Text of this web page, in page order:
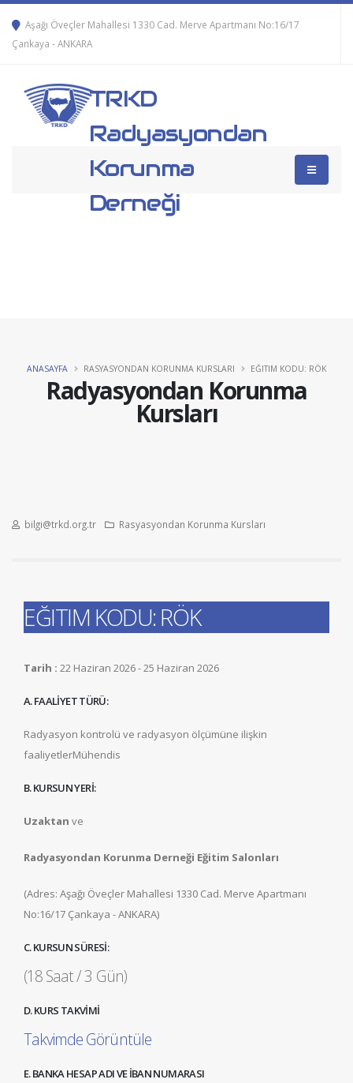
Aşağı Öveçler Mahallesi 1330 Cad. Merve Apartmanı No:16/17
Çankaya - ANKARA
TRKD
Radyasyondan
Korunma
Derneği
Radyasyondan Korunma
Kursları
ANASAYFA RASYASYONDAN KORUNMA KURSLARI EĞITIM KODU: RÖK
bilgi@trkd.org.tr Rasyasyondan Korunma Kursları
EĞITIM KODU: RÖK
Tarih : 22 Haziran 2026 - 25 Haziran 2026
A. FAALİYET TÜRÜ:
Radyasyon kontrolü ve radyasyon ölçümüne ilişkin
faaliyetlerMühendis
B. KURSUN YERİ:
Uzaktan ve
Radyasyondan Korunma Derneği Eğitim Salonları
(Adres: Aşağı Öveçler Mahallesi 1330 Cad. Merve Apartmanı
No:16/17 Çankaya - ANKARA)
C. KURSUN SÜRESİ:
(18 Saat / 3 Gün)
D. KURS TAKVİMİ
Takvimde Görüntüle
E. BANKA HESAP ADI VE İBAN NUMARASI